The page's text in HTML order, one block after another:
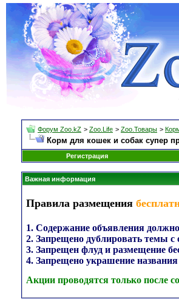
Форум Zoo.kZ > Zoo.Life > Zoo.Товары >
Корм для кошек и собак супер
Регистрация
Важная информация
Правила размещения
1. Содержание объявления
2. Запрещено дублировать темы
3. Запрещен флуд и размещение
4. Запрещено украшение
Акции проводятся только после